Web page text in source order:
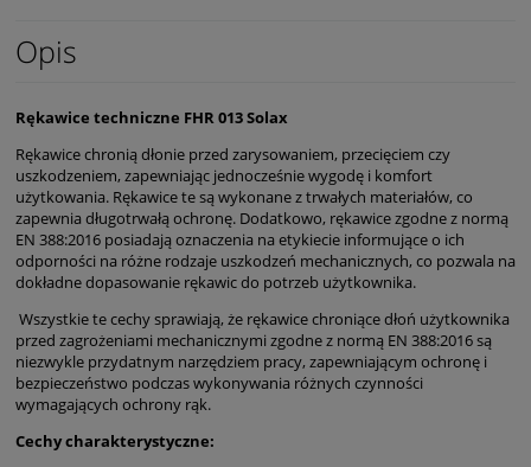
Opis
Rękawice techniczne FHR 013 Solax
Rękawice chronią dłonie przed zarysowaniem, przecięciem czy
uszkodzeniem, zapewniając jednocześnie wygodę i komfort
użytkowania. Rękawice te są wykonane z trwałych materiałów, co
zapewnia długotrwałą ochronę. Dodatkowo, rękawice zgodne z normą
EN 388:2016 posiadają oznaczenia na etykiecie informujące o ich
odporności na różne rodzaje uszkodzeń mechanicznych, co pozwala na
dokładne dopasowanie rękawic do potrzeb użytkownika.
Wszystkie te cechy sprawiają, że rękawice chroniące dłoń użytkownika
przed zagrożeniami mechanicznymi zgodne z normą EN 388:2016 są
niezwykle przydatnym narzędziem pracy, zapewniającym ochronę i
bezpieczeństwo podczas wykonywania różnych czynności
wymagających ochrony rąk.
Cechy charakterystyczne: